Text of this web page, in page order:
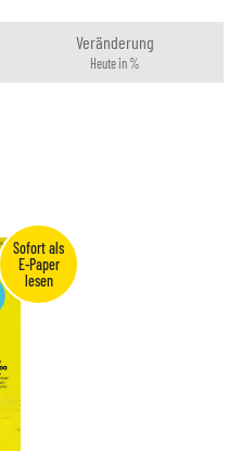
Veränderung
Heute in %